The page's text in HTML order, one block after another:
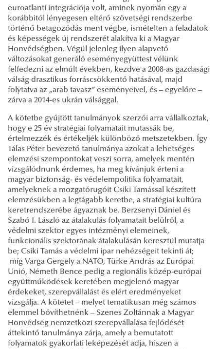
euroatlanti integrációja volt, aminek nyomán egy a
korábbitól lényegesen eltérő szövetségi rendszerbe
történő betagozódás ment végbe, ismételten a feladatok
és képességek új rendszerét alakítva ki a Magyar
Honvédségben. Végül jelenleg ilyen alapvető
változásokat generáló eseményegyüttest vélünk
felfedezni az elmúlt években, kezdve a 2008-as gazdasági
válság drasztikus forráscsökkentő hatásával, majd
folytatva az „arab tavasz” eseményeivel, és – egyelőre –
zárva a 2014-es ukrán válsággal.
A kötetbe gyűjtött tanulmányok szerzői arra vállalkoztak,
hogy e 25 év stratégiai folyamatait mutassák be,
értelmezzék és értékeljék különböző metszetekben. Így
Tálas Péter bevezető tanulmánya azokat a lehetséges
elemzési szempontokat veszi sorra, amelyek mentén
vizsgálódnunk érdemes, ha meg kívánjuk érteni a
magyar biztonság- és védelempolitika folyamatait,
amelyeknek a mozgatórugóit Csiki Tamással készített
elemzésükben a legtágabb keretbe, a stratégiai kultúra
keretrendszerébe ágyaznak be. Berzsenyi Dániel és
Szabó I. László az átalakulás folyamatait belülről, a
védelmi szektor egyes intézményi elemeinek,
funkcionális szektorának átalakulásán keresztül mutatja
be; Csiki Tamás a védelmi ipar nehézségeit tekinti át;
míg Varga Gergely a NATO, Türke András az Európai
Unió, Németh Bence pedig a regionális közép-európai
együttműködések keretében megjelenő magyar
érdekeket, szerepvállalást és elért eredményeket
vizsgálja. A kötetet – melyet tematikusan még számos
elemmel bővíthetnénk – Szenes Zoltánnak a Magyar
Honvédség nemzetközi szerepvállalása fejlődését
áttekintő tanulmánya zárja, amely a bemutatott
folyamatok gyakorlati leképezését adja, hiszen a